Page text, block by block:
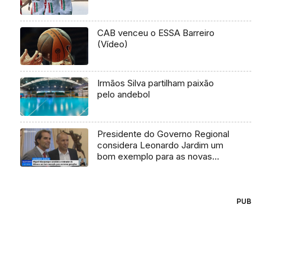
CAB venceu o ESSA Barreiro
(Vídeo)
Irmãos Silva partilham paixão
pelo andebol
Presidente do Governo Regional
considera Leonardo Jardim um
bom exemplo para as novas
PUB